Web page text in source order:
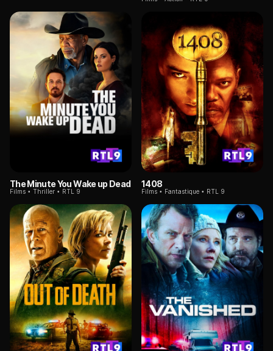
The Minute You Wake up Dead
Films Thriller RTL 9
1408
Films Fantastique RTL 9